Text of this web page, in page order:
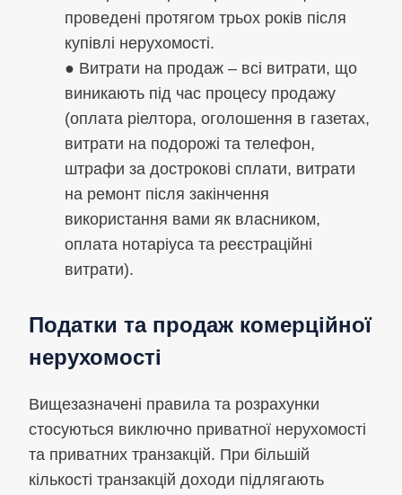
проведені протягом трьох років після
купівлі нерухомості.
● Витрати на продаж – всі витрати, що
виникають під час процесу продажу
(оплата ріелтора, оголошення в газетах,
витрати на подорожі та телефон,
штрафи за дострокові сплати, витрати
на ремонт після закінчення
використання вами як власником,
оплата нотаріуса та реєстраційні
витрати).
Податки та продаж комерційної
нерухомості
Вищезазначені правила та розрахунки
стосуються виключно приватної нерухомості
та приватних транзакцій. При більшій
кількості транзакцій доходи підлягають